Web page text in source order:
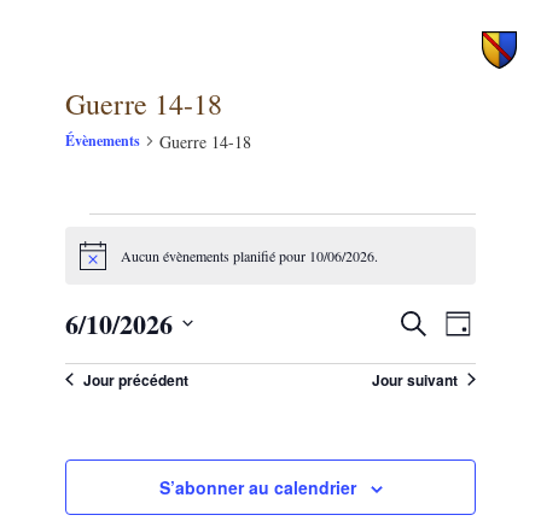
Guerre 14-18
Évènements Guerre 14-18
forNotice Aucun évènements planifié pour 10/06/2026.
Recherche
et
navigation
vues
Recherche
DE
VUES
Jour
6/10/2026
uneJour précédent Jour suivant
S’abonner au calendrier